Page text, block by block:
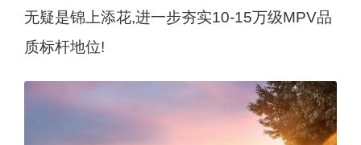
无疑是锦上添花,进一步夯实10-15万级MPV品
质标杆地位!